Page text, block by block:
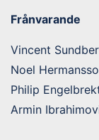
Frånvarande
Vincent
Noel
Philip
Armin